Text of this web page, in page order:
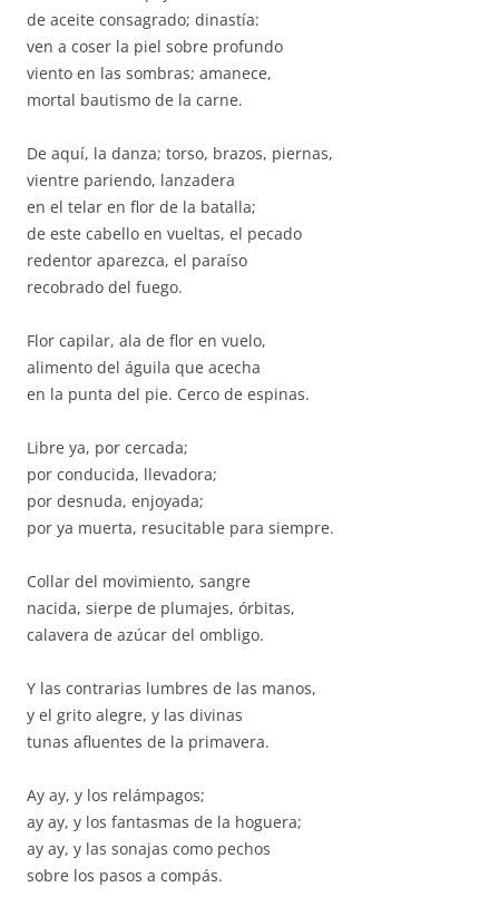
de aceite consagrado; dinastía:
ven a coser la piel sobre profundo
viento en las sombras; amanece,
mortal bautismo de la carne.
De aquí, la danza; torso, brazos, piernas,
vientre pariendo, lanzadera
en el telar en flor de la batalla;
de este cabello en vueltas, el pecado
redentor aparezca, el paraíso
recobrado del fuego.
Flor capilar, ala de flor en vuelo,
alimento del águila que acecha
en la punta del pie. Cerco de espinas.
Libre ya, por cercada;
por conducida, llevadora;
por desnuda, enjoyada;
por ya muerta, resucitable para siempre.
Collar del movimiento, sangre
nacida, sierpe de plumajes, órbitas,
calavera de azúcar del ombligo.
Y las contrarias lumbres de las manos,
y el grito alegre, y las divinas
tunas afluentes de la primavera.
Ay ay, y los relámpagos;
ay ay, y los fantasmas de la hoguera;
ay ay, y las sonajas como pechos
sobre los pasos a compás.